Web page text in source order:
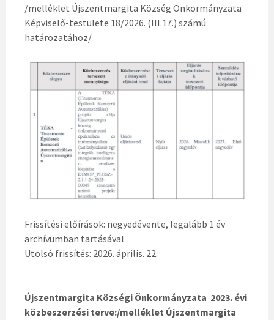
/melléklet Újszentmargita Község Önkormányzata
Képviselő-testülete 18/2026. (III.17.) számú
határozatához/
Frissítési előírások: negyedévente, legalább 1 év
archívumban tartásával
Utolsó frissítés: 2026. április. 22.
Újszentmargita Községi Önkormányzata 2023. évi
közbeszerzési terve:/melléklet Újszentmargita